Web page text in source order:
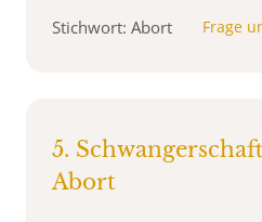
Stichwort: Abort Frage
5.
Abort